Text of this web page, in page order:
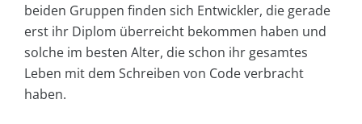
beiden Gruppen finden sich Entwickler, die gerade
erst ihr Diplom überreicht bekommen haben und
solche im besten Alter, die schon ihr gesamtes
Leben mit dem Schreiben von Code verbracht
haben.